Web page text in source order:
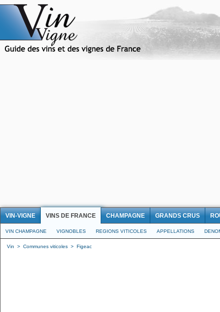
VIN-VIGNE VINS DE FRANCE CHAMPAGNE GRANDS CRUS
VIN CHAMPAGNE VIGNOBLES REGIONS VITICOLES APPELLATIONS
Vin > Communes viticoles > Figeac